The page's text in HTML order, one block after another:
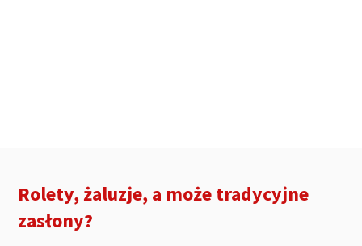
Rolety, żaluzje, a może tradycyjne
zasłony?